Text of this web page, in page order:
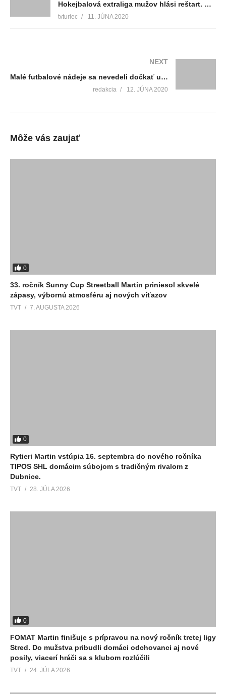
Hokejbalová extraliga mužov hlási reštart. O titul sa pobijú aj hráči Komety Vrútky
tvturiec 11. JÚNA 2020
NEXT
Malé futbalové nádeje sa nevedeli dočkať uvoľnenia opatrení
redakcia 12. JÚNA 2020
Môže vás zaujať
0
33. ročník Sunny Cup Streetball Martin priniesol skvelé
zápasy, výbornú atmosféru aj nových víťazov
TVT 7. AUGUSTA 2026
0
Rytieri Martin vstúpia 16. septembra do nového ročníka
TIPOS SHL domácim súbojom s tradičným rivalom z
Dubnice.
TVT 28. JÚLA 2026
0
FOMAT Martin finišuje s prípravou na nový ročník tretej ligy
Stred. Do mužstva pribudli domáci odchovanci aj nové
posily, viacerí hráči sa s klubom rozlúčili
TVT 24. JÚLA 2026